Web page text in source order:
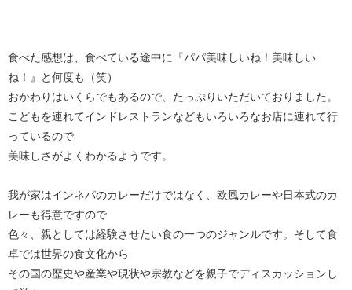
食べた感想は、食べている途中に『パパ美味しいね！美味しい
ね！』と何度も（笑）
おかわりはいくらでもあるので、たっぷりいただいておりました。
こどもを連れてインドレストランなどもいろいろなお店に連れて行
っているので
美味しさがよくわかるようです。
我が家はインネパのカレーだけではなく、欧風カレーや日本式のカ
レーも得意ですので
色々、親としては経験させたい食の一つのジャンルです。そして食
卓では世界の食文化から
その国の歴史や産業や現状や宗教などを親子でディスカッションし